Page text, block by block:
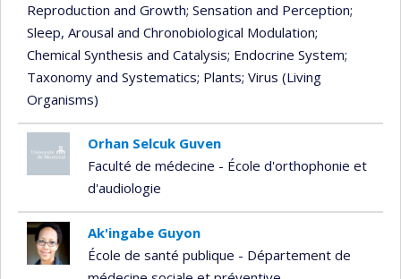
Reproduction and Growth; Sensation and Perception;
Sleep, Arousal and Chronobiological Modulation;
Chemical Synthesis and Catalysis; Endocrine System;
Taxonomy and Systematics; Plants; Virus (Living
Organisms)
Orhan Selcuk Guven
Faculté de médecine - École d'orthophonie et
d'audiologie
Ak'ingabe Guyon
École de santé publique - Département de